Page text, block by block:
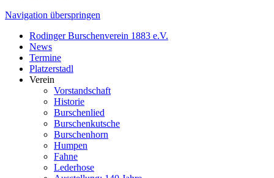
Navigation überspringen
Rodinger Burschenverein 1883 e.V.
News
Termine
Platzerstadl
Verein
Vorstandschaft
Historie
Burschenlied
Burschenkutsche
Burschenhorn
Humpen
Fahne
Lederhose